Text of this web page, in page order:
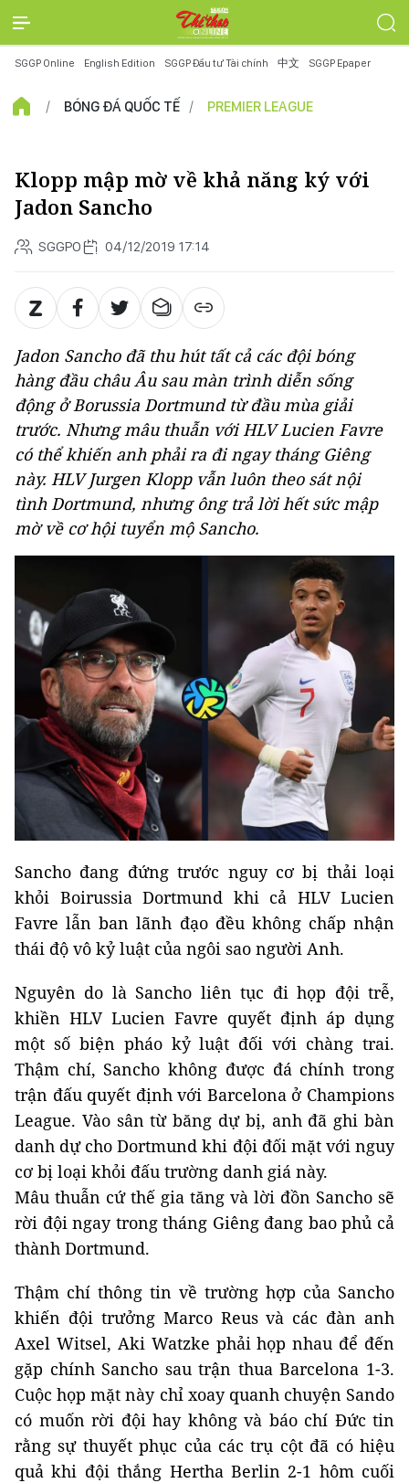
SGGP Online English Edition SGGP Đầu tư Tài chính 中文 SGGP Epaper
BÓNG ĐÁ QUỐC TẾ PREMIER LEAGUE
Klopp mập mờ về khả năng ký với
Jadon Sancho
SGGPO 04/12/2019 17:14
Jadon Sancho đã thu hút tất cả các đội bóng
hàng đầu châu Âu sau màn trình diễn sống
động ở Borussia Dortmund từ đầu mùa giải
trước. Nhưng mâu thuẫn với HLV Lucien Favre
có thể khiến anh phải ra đi ngay tháng Giêng
này. HLV Jurgen Klopp vẫn luôn theo sát nội
tình Dortmund, nhưng ông trả lời hết sức mập
mờ về cơ hội tuyển mộ Sancho.
Sancho đang đứng trước nguy cơ bị thải loại
khỏi Boirussia Dortmund khi cả HLV Lucien
Favre lẫn ban lãnh đạo đều không chấp nhận
thái độ vô kỷ luật của ngôi sao người Anh.
Nguyên do là Sancho liên tục đi họp đội trễ,
khiền HLV Lucien Favre quyết định áp dụng
một số biện pháo kỷ luật đối với chàng trai.
Thậm chí, Sancho không được đá chính trong
trận đấu quyết định với Barcelona ở Champions
League. Vào sân từ băng dự bị, anh đã ghi bàn
danh dự cho Dortmund khi đội đối mặt với nguy
cơ bị loại khỏi đấu trường danh giá này.
Mâu thuẫn cứ thế gia tăng và lời đồn Sancho sẽ
rời đội ngay trong tháng Giêng đang bao phủ cả
thành Dortmund.
Thậm chí thông tin về trường hợp của Sancho
khiến đội trưởng Marco Reus và các đàn anh
Axel Witsel, Aki Watzke phải họp nhau để đến
gặp chính Sancho sau trận thua Barcelona 1-3.
Cuộc họp mặt này chỉ xoay quanh chuyện Sando
có muốn rời đội hay không và báo chí Đức tin
rằng sự thuyết phục của các trụ cột đã có hiệu
quả khi đội thắng Hertha Berlin 2-1 hôm cuối